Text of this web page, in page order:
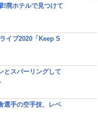
!廃ホテルで見つけて
イブ2020「Keep S
とスパーリングして
選手の空手技、レベ